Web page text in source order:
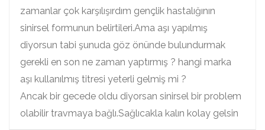
zamanlar çok karşılışırdım gençlik hastalığının
sinirsel formunun belirtileri.Ama aşı yapılmış
diyorsun tabi şunuda göz önünde bulundurmak
gerekli en son ne zaman yaptırmış ? hangi marka
aşı kullanılmış titresi yeterli gelmiş mi ?
Ancak bir gecede oldu diyorsan sinirsel bir problem
olabilir travmaya bağlı.Sağlıcakla kalın kolay gelsin